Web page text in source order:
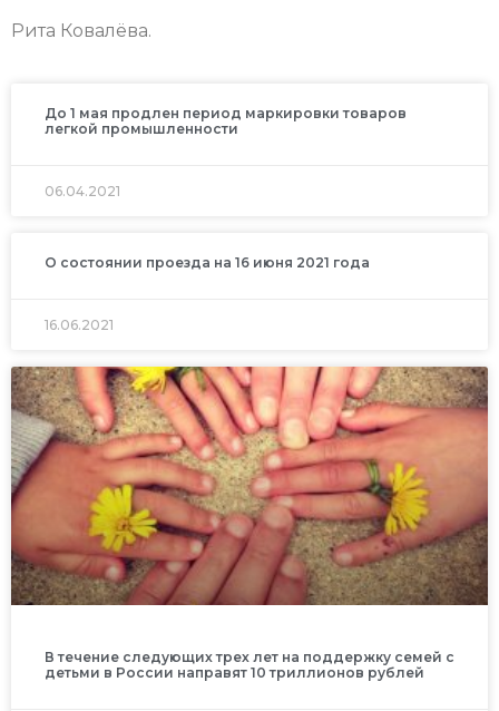
Рита Ковалёва.
До 1 мая продлен период маркировки товаров
легкой промышленности
06.04.2021
О состоянии проезда на 16 июня 2021 года
16.06.2021
В течение следующих трех лет на поддержку семей с
детьми в России направят 10 триллионов рублей